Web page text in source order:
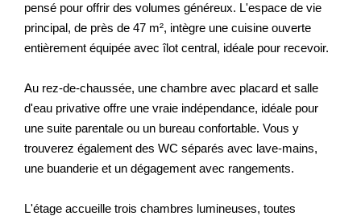
pensé pour offrir des volumes généreux. L'espace de vie
principal, de près de 47 m², intègre une cuisine ouverte
entièrement équipée avec îlot central, idéale pour recevoir.
Au rez-de-chaussée, une chambre avec placard et salle
d'eau privative offre une vraie indépendance, idéale pour
une suite parentale ou un bureau confortable. Vous y
trouverez également des WC séparés avec lave-mains,
une buanderie et un dégagement avec rangements.
L'étage accueille trois chambres lumineuses, toutes